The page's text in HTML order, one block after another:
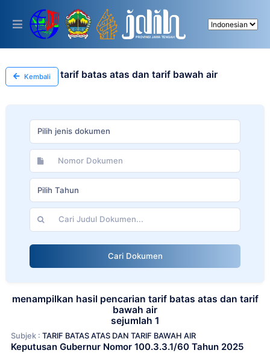
This
includes
accessibility
system.
Kembali tarif batas atas dan tarif bawah air
Pilih jenis dokumen
Pilih Tahun
Cari Dokumen
menampilkan hasil pencarian tarif batas atas dan tarif
bawah air
sejumlah 1
Subjek : TARIF BATAS ATAS DAN TARIF BAWAH AIR
Keputusan Gubernur Nomor 100.3.3.1/60 Tahun 2025